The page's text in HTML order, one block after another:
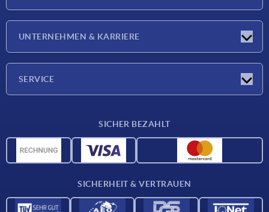
Presseberichte
UNTERNEHMEN & KARRIERE
SERVICE
Werkstoffübersicht
SICHER BEZAHLT
SICHERHEIT & VERTRAUEN